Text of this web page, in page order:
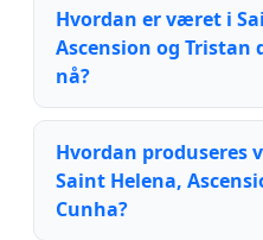
Hvordan er været i
Ascension og
nå?
Hvordan produseres
Saint Helena,
Cunha?